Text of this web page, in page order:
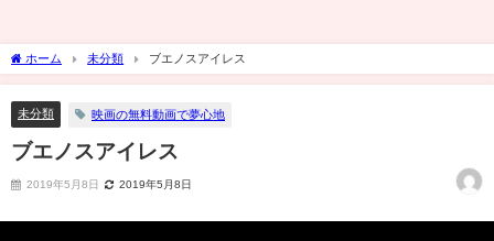
ホーム 未分類 ブエノスアイレス
未分類 映画の無料動画で夢心地
ブエノスアイレス
2019年5月8日 2019年5月8日